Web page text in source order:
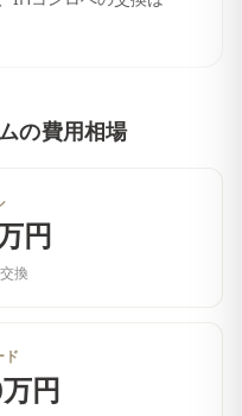
の費用相場
円
換
ド
円